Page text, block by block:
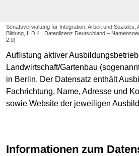
Senatsverwaltung für Integration, Arbeit und Soziales,
Bildung, II D 4 | Datenlizenz Deutschland –
2.0)
Auflistung aktiver
Landwirtschaft/Gartenbau
in Berlin. Der Datensatz enthält
Fachrichtung, Name, Adresse und
sowie Website der jeweiligen
Informationen zum